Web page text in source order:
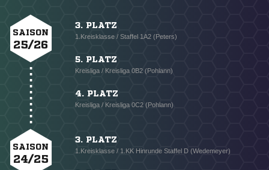
SAISON
25/26
3. PLATZ
1.Kreisklasse / Staffel 1A2 (Peters)
5. PLATZ
Kreisliga / Kreisliga 0B2 (Pohlann)
4. PLATZ
Kreisliga / Kreisliga 0C2 (Pohlann)
SAISON
24/25
3. PLATZ
1.Kreisklasse / 1.KK Hinrunde Staffel D (Wedemeyer)